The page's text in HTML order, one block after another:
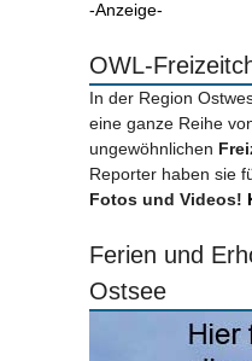
-Anzeige-
OWL-
In der Region
eine ganze Reihe
ungewöhnlichen
Reporter haben sie
Fotos und Videos!
Ferien und
Ostsee